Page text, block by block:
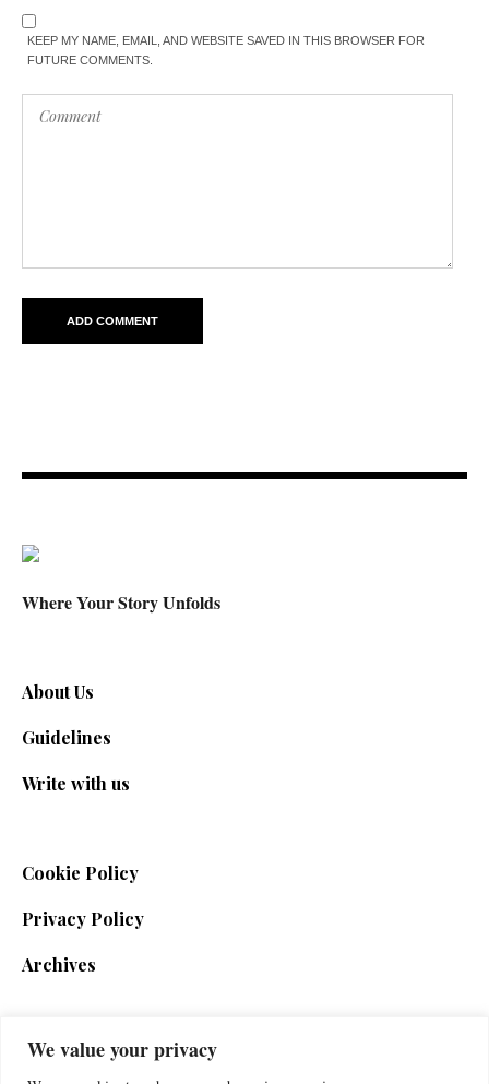
We value your privacy
KEEP MY NAME, EMAIL, AND WEBSITE SAVED IN THIS BROWSER FOR
FUTURE COMMENTS.
Where Your Story Unfolds
About Us
Guidelines
Write with us
Cookie Policy
Privacy Policy
Archives
SIGN UP FOR THE NEWSLETTER